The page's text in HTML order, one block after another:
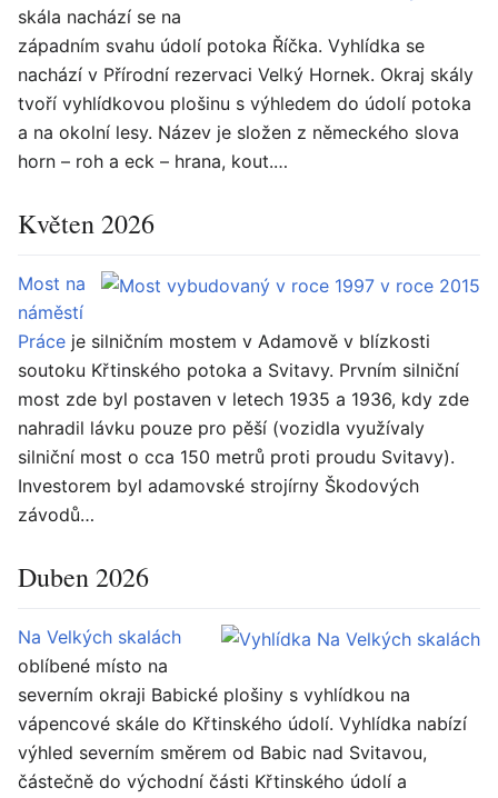
skála nachází se na
západním svahu údolí potoka Říčka. Vyhlídka se
nachází v Přírodní rezervaci Velký Hornek. Okraj skály
tvoří vyhlídkovou plošinu s výhledem do údolí potoka
a na okolní lesy. Název je složen z německého slova
horn – roh a eck – hrana, kout.…
Květen 2026
Most na
náměstí
Práce je silničním mostem v Adamově v blízkosti
soutoku Křtinského potoka a Svitavy. Prvním silniční
most zde byl postaven v letech 1935 a 1936, kdy zde
nahradil lávku pouze pro pěší (vozidla využívaly
silniční most o cca 150 metrů proti proudu Svitavy).
Investorem byl adamovské strojírny Škodových
závodů…
Duben 2026
Na Velkých skalách
oblíbené místo na
severním okraji Babické plošiny s vyhlídkou na
vápencové skále do Křtinského údolí. Vyhlídka nabízí
výhled severním směrem od Babic nad Svitavou,
částečně do východní části Křtinského údolí a